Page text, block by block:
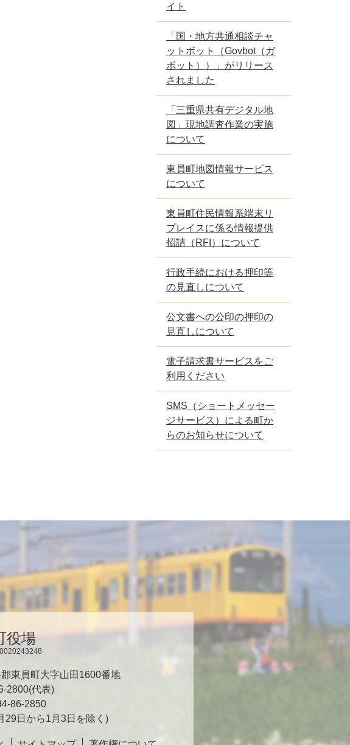
イト
「国・地方共通相談チャ
ットボット（Govbot（ガ
ボット））」がリリース
されました
「三重県共有デジタル地
図」現地調査作業の実施
について
東員町地図情報サービス
について
東員町住民情報系端末リ
プレイスに係る情報提供
招請（RFI）について
行政手続における押印等
の見直しについて
公文書への公印の押印の
見直しについて
電子請求書サービスをご
利用ください
SMS（ショートメッセー
ジサービス）による町か
らのお知らせについて
役場
東員町大字山田1600番地
2800(代表)
86-2850
29日から1月3日を除く)